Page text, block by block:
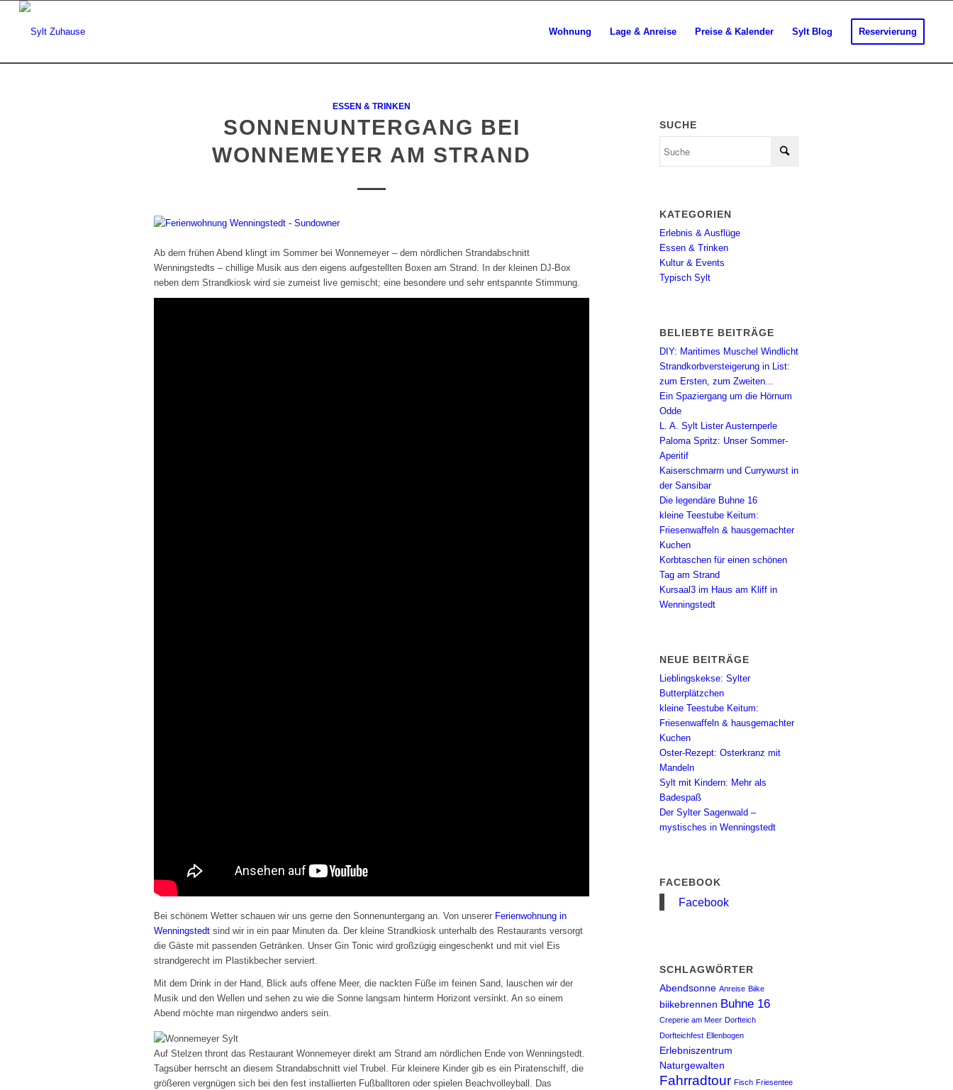
Wohnung Lage & Anreise Preise & Kalender Sylt Blog Reservierung
ESSEN & TRINKEN
SONNENUNTERGANG BEI
WONNEMEYER AM STRAND
Ab dem frühen Abend klingt im Sommer bei Wonnemeyer – dem nördlichen Strandabschnitt
Wenningstedts – chillige Musik aus den eigens aufgestellten Boxen am Strand. In der kleinen DJ-Box
neben dem Strandkiosk wird sie zumeist live gemischt; eine besondere und sehr entspannte Stimmung.
Bei schönem Wetter schauen wir uns gerne den Sonnenuntergang an. Von unserer Ferienwohnung in
Wenningstedt sind wir in ein paar Minuten da. Der kleine Strandkiosk unterhalb des Restaurants versorgt
die Gäste mit passenden Getränken. Unser Gin Tonic wird großzügig eingeschenkt und mit viel Eis
strandgerecht im Plastikbecher serviert.
Mit dem Drink in der Hand, Blick aufs offene Meer, die nackten Füße im feinen Sand, lauschen wir der
Musik und den Wellen und sehen zu wie die Sonne langsam hinterm Horizont versinkt. An so einem
Abend möchte man nirgendwo anders sein.
Auf Stelzen thront das Restaurant Wonnemeyer direkt am Strand am nördlichen Ende von Wenningstedt.
Tagsüber herrscht an diesem Strandabschnitt viel Trubel. Für kleinere Kinder gib es ein Piratenschiff, die
größeren vergnügen sich bei den fest installierten Fußballtoren oder spielen Beachvolleyball. Das
SUCHE
KATEGORIEN
Erlebnis & Ausflüge
Essen & Trinken
Kultur & Events
Typisch Sylt
BELIEBTE BEITRÄGE
DIY: Maritimes Muschel Windlicht
Strandkorbversteigerung in List:
zum Ersten, zum Zweiten...
Ein Spaziergang um die Hörnum
Odde
L. A. Sylt Lister Austernperle
Paloma Spritz: Unser Sommer-
Aperitif
Kaiserschmarrn und Currywurst in
der Sansibar
Die legendäre Buhne 16
kleine Teestube Keitum:
Friesenwaffeln & hausgemachter
Kuchen
Korbtaschen für einen schönen
Tag am Strand
Kursaal3 im Haus am Kliff in
Wenningstedt
NEUE BEITRÄGE
Lieblingskekse: Sylter
Butterplätzchen
kleine Teestube Keitum:
Friesenwaffeln & hausgemachter
Kuchen
Oster-Rezept: Osterkranz mit
Mandeln
Sylt mit Kindern: Mehr als
Badespaß
Der Sylter Sagenwald –
mystisches in Wenningstedt
FACEBOOK
Facebook
SCHLAGWÖRTER
Abendsonne Anreise Biike
biikebrennen Buhne 16
Creperie am Meer Dorfteich
Dorfteichfest Ellenbogen
Erlebniszentrum
Naturgewalten
Fahrradtour Fisch Friesentee